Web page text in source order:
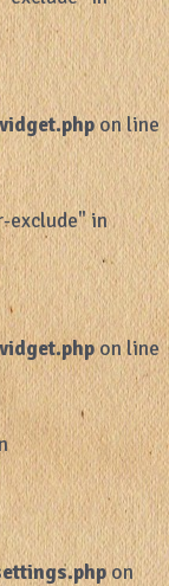
on line
exclude" in
on line
on